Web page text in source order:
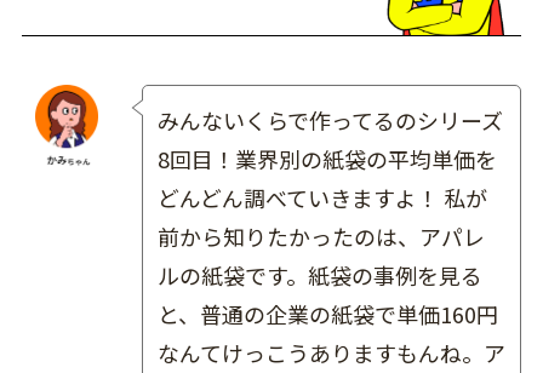
みんないくらで作ってるのシリーズ
8回目！業界別の紙袋の平均単価を
どんどん調べていきますよ！ 私が
前から知りたかったのは、アパレ
ルの紙袋です。紙袋の事例を見る
と、普通の企業の紙袋で単価160円
なんてけっこうありますもんね。ア